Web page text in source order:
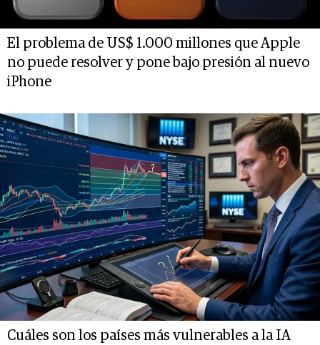
El problema de US$ 1.000 millones que Apple
no puede resolver y pone bajo presión al nuevo
iPhone
Cuáles son los países más vulnerables a la IA